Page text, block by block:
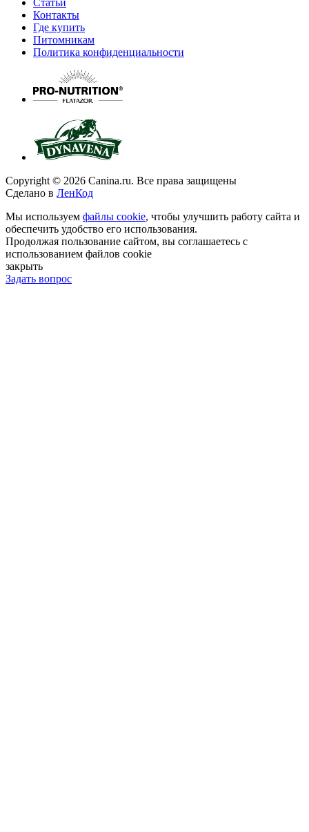
Статьи
Контакты
Где купить
Питомникам
Политика конфиденциальности
Copyright © 2026 Canina.ru. Все права защищены
Сделано в ЛенКод
Мы используем файлы cookie, чтобы улучшить работу сайта и
обеспечить удобство его использования.
Продолжая пользование сайтом, вы соглашаетесь с
использованием файлов cookie
закрыть
Задать вопрос